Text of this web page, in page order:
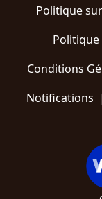
Politique
Conditions
Notifications |